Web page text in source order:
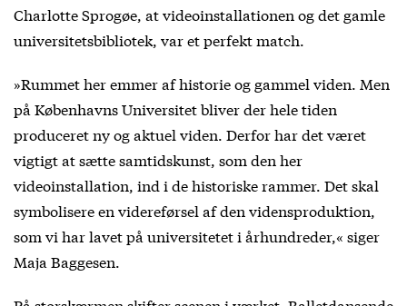
Charlotte Sprogøe, at videoinstallationen og det gamle
universitetsbibliotek, var et perfekt match.
»Rummet her emmer af historie og gammel viden. Men
på Københavns Universitet bliver der hele tiden
produceret ny og aktuel viden. Derfor har det været
vigtigt at sætte samtidskunst, som den her
videoinstallation, ind i de historiske rammer. Det skal
symbolisere en videreførsel af den vidensproduktion,
som vi har lavet på universitetet i århundreder,« siger
Maja Baggesen.